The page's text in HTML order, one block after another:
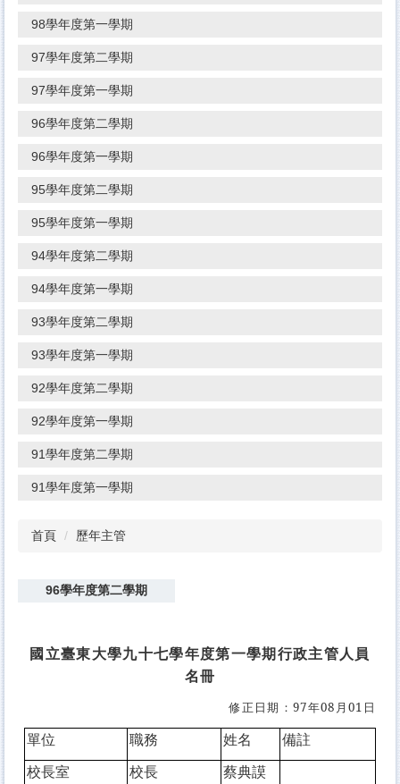
98學年度第一學期
97學年度第二學期
97學年度第一學期
96學年度第二學期
96學年度第一學期
95學年度第二學期
95學年度第一學期
94學年度第二學期
94學年度第一學期
93學年度第二學期
93學年度第一學期
92學年度第二學期
92學年度第一學期
91學年度第二學期
91學年度第一學期
首頁 歷年主管
96學年度第二學期
國立臺東大學九十七學年度第一學期行政主管人員
名冊
修正日期： 97年08月01日
單位 職務 姓名
備註
校長室
校長
蔡典謨